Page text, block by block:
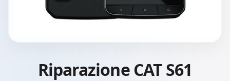
Riparazione CAT S61